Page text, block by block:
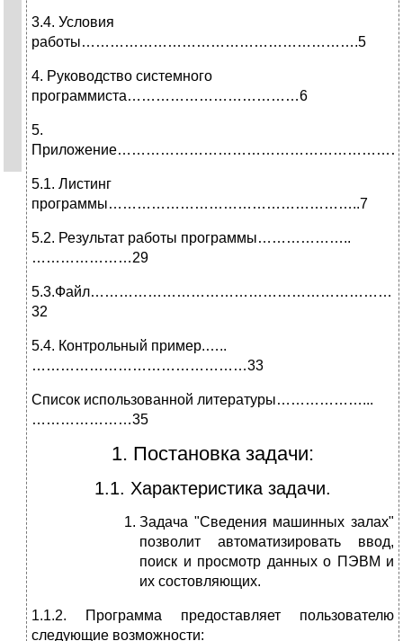
3.4. Условия
работы………………………………………………….5
4. Руководство системного
программиста………………………………6
5.
5.1. Листинг
программы……………………………………………..7
5.2. Результат работы программы………………..
…………………29
32
5.4. Контрольный пример.…..
………………………………………33
Список использованной литературы………………...
…………………35
1. Постановка задачи:
1.1. Характеристика задачи.
Задача "Сведения машинных залах"
позволит автоматизировать ввод,
поиск и просмотр данных о ПЭВМ и
их состовляющих.
1.1.2. Программа предоставляет пользователю
следующие возможности: